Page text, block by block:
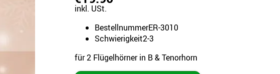
inkl. USt.
BestellnummerER-3010
Schwierigkeit2-3
für 2 Flügelhörner in B & Tenorhorn